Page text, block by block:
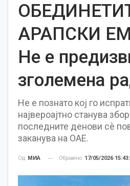
АРАПСКИ
Не е
зголемена
Не е познато кој го
највероајтно станува
последните денови сè
заканува на ОАЕ.
Од МИА Објавено 17/05/2026